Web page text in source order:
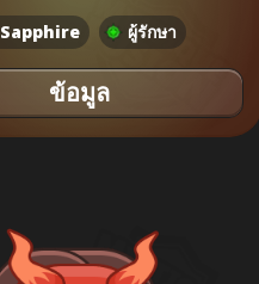
Sapphire ผู้รักษา
ข้อมูล